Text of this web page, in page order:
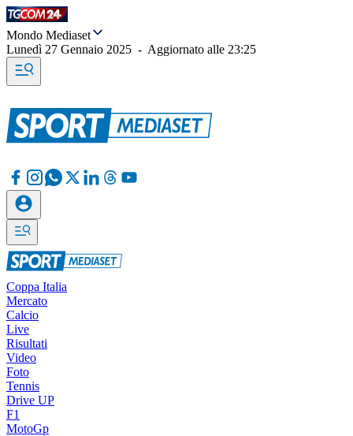
Mondo Mediaset
Lunedì 27 Gennaio 2025 - Aggiornato alle 23:25
Coppa Italia
Mercato
Calcio
Live
Risultati
Video
Foto
Tennis
Drive UP
F1
MotoGp